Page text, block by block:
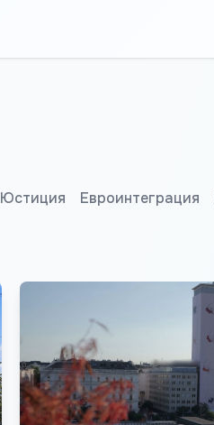
Юстиция Евроинтеграция